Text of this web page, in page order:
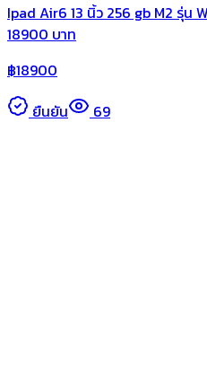
Ipad Air6 13 นิ้ว 256 gb M2 รุ่น
18900 บาท
฿18900
ยืนยัน
69